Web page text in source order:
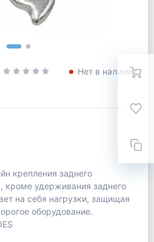
Нет в наличии
крепления заднего
кроме удерживания заднего
на себя нагрузки, защищая
оборудование.